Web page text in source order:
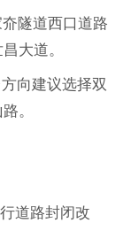
隧道西口道路
大道。
向建议选择双
。
道路封闭改